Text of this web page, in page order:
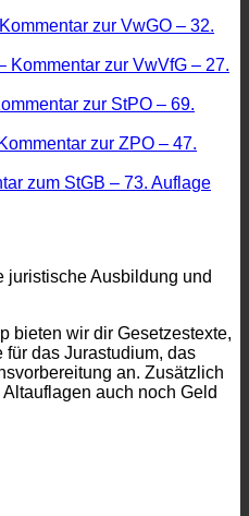
zur VwGO – 32.
Kommentar zur VwVfG – 27.
zur StPO – 69.
zur ZPO – 47.
zum StGB – 73. Auflage
juristische Ausbildung und
bieten wir dir Gesetzestexte,
für das Jurastudium, das
an. Zusätzlich
auch noch Geld